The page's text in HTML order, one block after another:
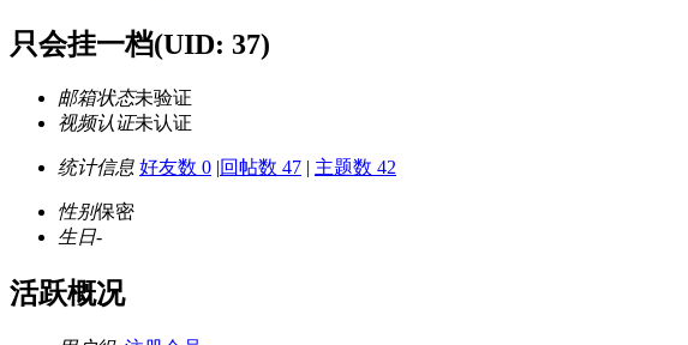
只会挂一档(UID: 37)
邮箱状态未验证
视频认证未认证
统计信息 好友数 0 |回帖数 47 | 主题数 42
性别保密
生日-
活跃概况